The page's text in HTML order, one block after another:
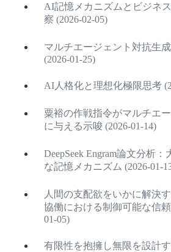
AI記憶メカニズムとビジネ
察 (2026-02-05)
マルチエージェント対抗生
(2026-01-25)
AI人格化と理想化極限思考
粟裕の作戦指令がマルチエ
に与える示唆 (2026-01-14)
DeepSeek Engram論文分析
な記憶メカニズム (2026-01-
人間の支配欲をいかに解
協働における制御可能な信
01-05)
有限性を抱擁し無限を設計